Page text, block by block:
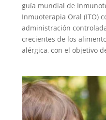
guía mundial de
Inmuoterapia Oral (ITO)
administración
crecientes de los
alérgica, con el objetivo